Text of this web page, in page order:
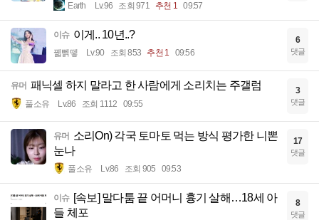
Earth Lv.96 조회 971 추천 1 09:57
이슈 이게.. 10년..?
꿻뻵뗗 Lv.90 조회 853 추천 1 09:56
6
댓글
유머 패닉셀 하지 말라고 한 사람에게 소리치는 주갤럼
풀소유 Lv.86 조회 1112 09:55
3
댓글
유머 소리On) 각국 토마토 먹는 방식 평가한 니뽄
눈나
풀소유 Lv.86 조회 905 09:53
17
댓글
이슈 [속보] 말다툼 끝 어머니 흉기 살해…18세 아
들 체포
8
댓글